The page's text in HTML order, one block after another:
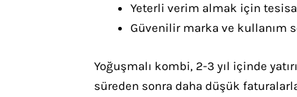
Yeterli verim almak için
Güvenilir marka ve kullanım
Yoğuşmalı kombi, 2-3 yıl içinde
süreden sonra daha düşük